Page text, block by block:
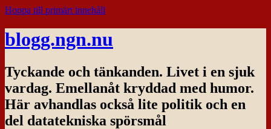
Hoppa till primärt innehåll
blogg.ngn.nu
Tyckande och tänkanden. Livet i en sjuk
vardag. Emellanåt kryddad med humor.
Här avhandlas också lite politik och en
del datatekniska spörsmål